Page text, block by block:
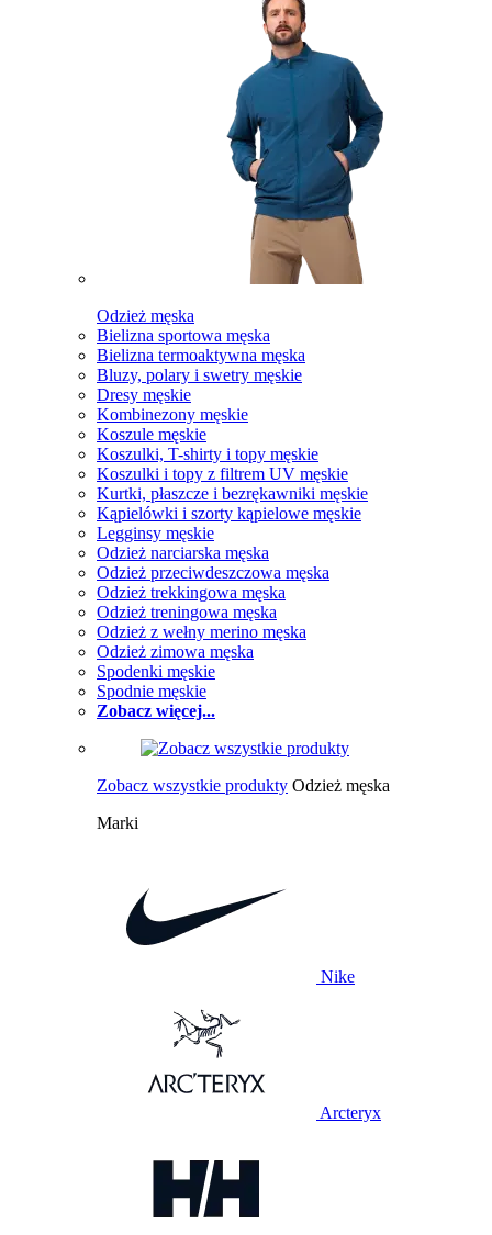
Odzież męska
Bielizna sportowa męska
Bielizna termoaktywna męska
Bluzy, polary i swetry męskie
Dresy męskie
Kombinezony męskie
Koszule męskie
Koszulki, T-shirty i topy męskie
Koszulki i topy z filtrem UV męskie
Kurtki, płaszcze i bezrękawniki męskie
Kąpielówki i szorty kąpielowe męskie
Legginsy męskie
Odzież narciarska męska
Odzież przeciwdeszczowa męska
Odzież trekkingowa męska
Odzież treningowa męska
Odzież z wełny merino męska
Odzież zimowa męska
Spodenki męskie
Spodnie męskie
Zobacz więcej...
Zobacz wszystkie produkty Odzież męska
Marki
Nike
Arcteryx